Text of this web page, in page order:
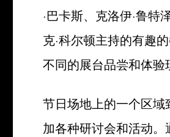
·巴卡斯、克洛伊·鲁特
克·科尔顿主持的有趣
不同的展台品尝和体验
节日场地上的一个区
加各种研讨会和活动